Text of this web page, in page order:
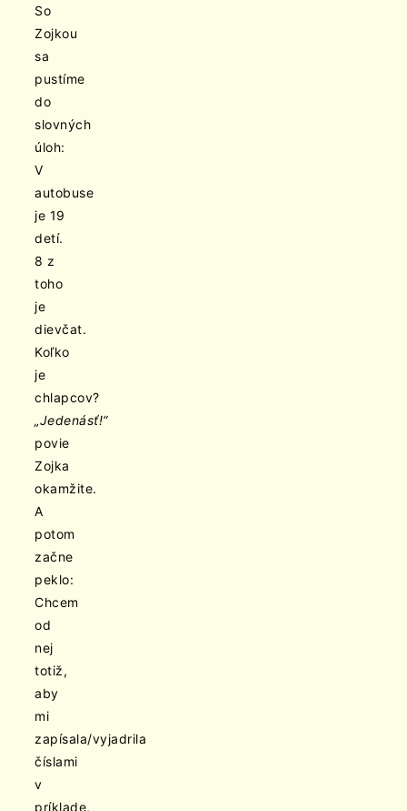
So
Zojkou
sa
pustíme
do
slovných
úloh:
V
autobuse
je 19
detí.
8 z
toho
je
dievčat.
Koľko
je
chlapcov?
„Jedenásť!“
povie
Zojka
okamžite.
A
potom
začne
peklo:
Chcem
od
nej
totiž,
aby
mi
zapísala/vyjadrila
číslami
v
príklade,